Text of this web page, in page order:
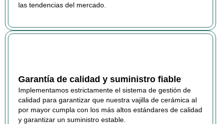
las tendencias del mercado.
Garantía de calidad y suministro fiable
Implementamos estrictamente el sistema de gestión de
calidad para garantizar que nuestra vajilla de cerámica al
por mayor cumpla con los más altos estándares de calidad
y garantizar un suministro estable.